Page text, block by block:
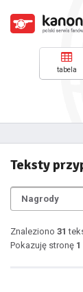
tabela
Teksty
Znaleziono 31
Pokazuję stronę 1